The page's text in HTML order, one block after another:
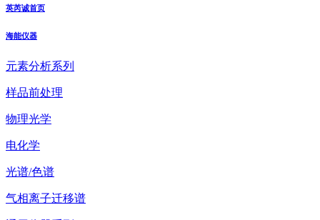
英芮诚首页
海能仪器
元素分析系列
样品前处理
物理光学
电化学
光谱/色谱
气相离子迁移谱